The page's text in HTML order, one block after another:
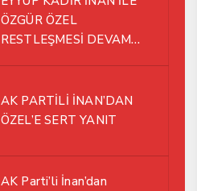
ÖZGÜR ÖZEL
RESTLEŞMESİ DEVAM
AK PARTİLİ İNAN’DAN
ÖZEL’E SERT YANIT
AK Parti’li İnan’dan